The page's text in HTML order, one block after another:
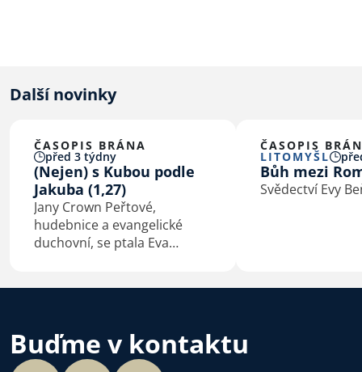
Další novinky
ČASOPIS BRÁNA
před 3 týdny
(Nejen) s Kubou podle
Jakuba (1,27)
Jany Crown Peřtové,
hudebnice a evangelické
duchovní, se ptala Eva
ČASOPIS
LITOMYŠL
Bůh mezi
Svědectví Evy
Buďme v kontaktu